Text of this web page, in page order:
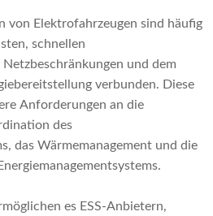
von Elektrofahrzeugen sind häufig
schnellen
und dem
verbunden. Diese
Anforderungen an die
des
das Wärmemanagement und die
es ESS-Anbietern,